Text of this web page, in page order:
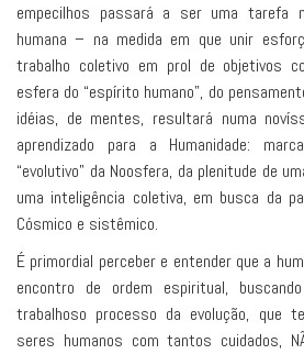
empecilhos passará a ser uma tarefa
humana – na medida em que unir
trabalho coletivo em prol de objetivos
esfera do “espírito humano”, do
idéias, de mentes, resultará numa
aprendizado para a Humanidade:
“evolutivo” da Noosfera, da plenitude de
uma inteligência coletiva, em busca da
Cósmico e sistêmico.
É primordial perceber e entender que a
encontro de ordem espiritual,
trabalhoso processo da evolução, que
seres humanos com tantos cuidados,